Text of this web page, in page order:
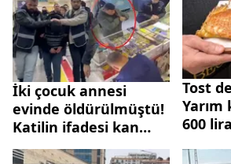
İki çocuk annesi
evinde öldürülmüştü!
Katilin ifadesi kan
dondurdu: Bahis
Tost
600 lira